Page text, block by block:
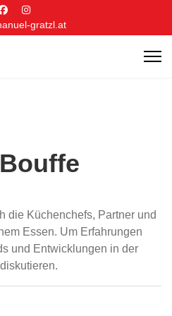
gratzl.at
die Küchenchefs, Partner und
Essen. Um Erfahrungen
und Entwicklungen in der